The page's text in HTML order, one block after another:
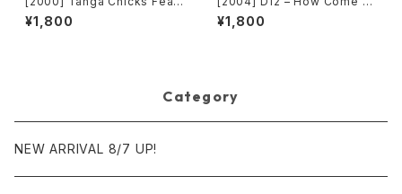
ring Dimitri & Tom – Brasil
Over Zurich [Subliminal][2
¥1,800
American Psycho [Shady R
ecords][PROMO]
¥1,800
Category
NEW ARRIVAL 8/7 UP!